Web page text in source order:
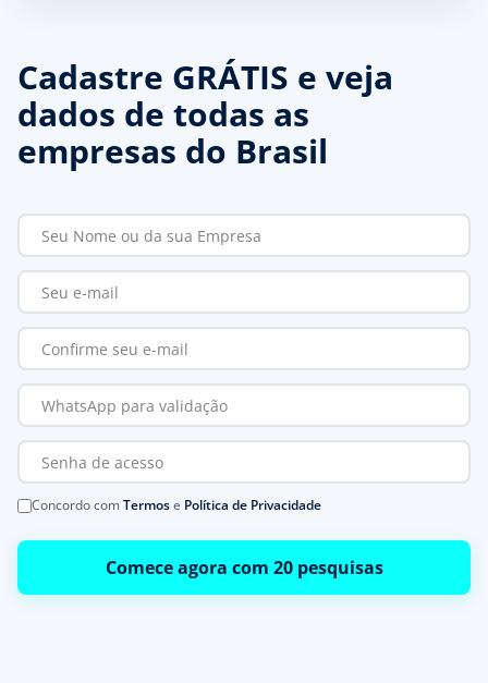
Cadastre GRÁTIS e veja
dados de todas as
empresas do Brasil
Concordo comTermose Política de Privacidade
Comece agora com 20 pesquisas